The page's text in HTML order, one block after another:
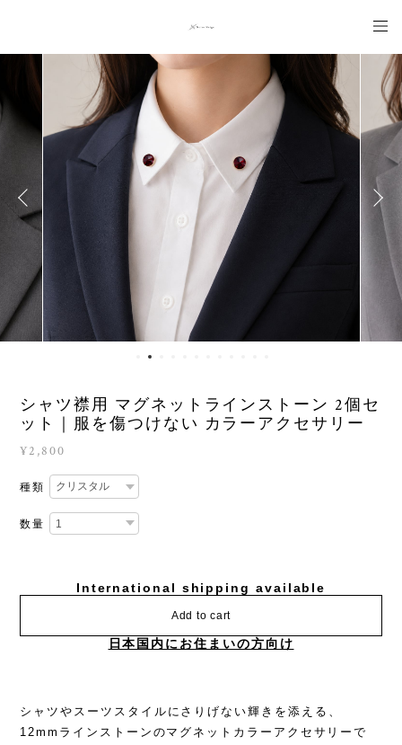
シャツ襟用 マグネットラインストーン 2個セ
ット｜服を傷つけない カラーアクセサリー
¥2,800
種類
数量
International shipping available
Add to cart
日本国内にお住まいの方向け
シャツやスーツスタイルにさりげない輝きを添える、
12mmラインストーンのマグネットカラーアクセサリーで